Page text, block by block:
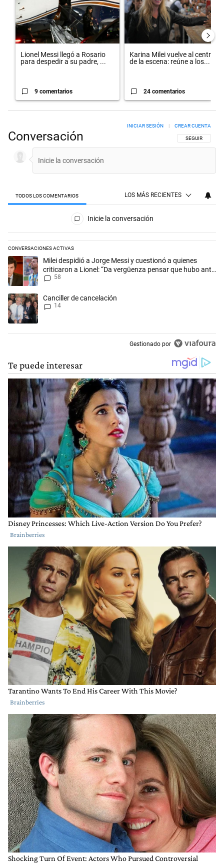
Lionel Messi llegó a Rosario
para despedir a su padre, ...
9 comentarios
Karina Milei vuelve al centro
de la escena: reúne a los...
24 comentarios
Conversación SIGA ESTA
SEGUIR
INICIAR SESIÓN CREAR CUENTA
TODOS LOS COMENTARIOS LOS MÁS RECIENTES
Todos los comentarios
Inicie la conversación
CONVERSACIONES ACTIVAS
Este listado muestra los artículos con más comentarios en los
Un artículo de tendencia con el título "Milei despidió a Jorge Messi y
Milei despidió a Jorge Messi y cuestionó a quienes
criticaron a Lionel: “Da vergüenza pensar que hubo anti-
Messi”
58
Un artículo de tendencia con el título "Canciller de cancelación" con
Canciller de cancelación
14
Gestionado por